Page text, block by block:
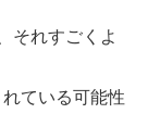
それすごくよ
ている可能性